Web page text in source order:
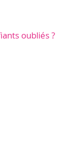
oubliés ?